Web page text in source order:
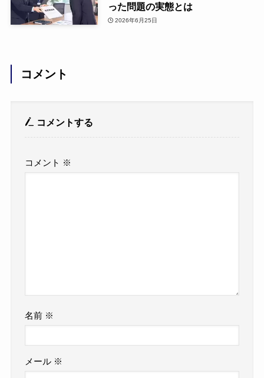
った問題の実態とは
2026年6月25日
コメント
コメントする
コメント ※
名前 ※
メール ※